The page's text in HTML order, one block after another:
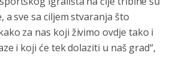
a sve sa ciljem stvaranja što
za nas koji živimo ovdje tako i
i koji će tek dolaziti u naš grad“,
на Косово и Метохију.
8/6/2026 7:23